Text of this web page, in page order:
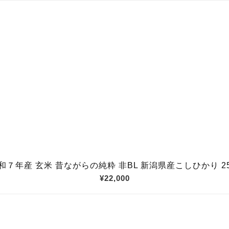
７年産 玄米 昔ながらの純粋 非BL 新潟県産こしひかり
¥22,000